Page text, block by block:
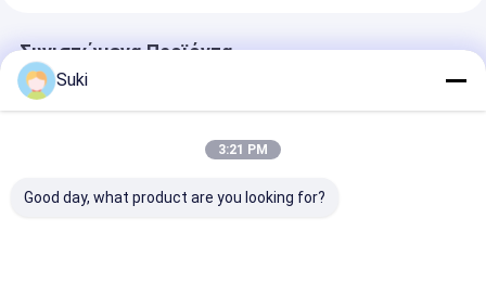
Συνιστώμενα Προϊόντα
Suki
3:21 PM
Good day, what product are you looking for?